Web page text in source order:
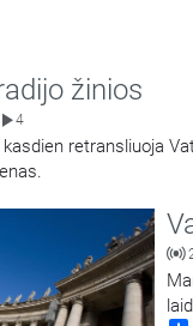
žinios
4
retransliuoja